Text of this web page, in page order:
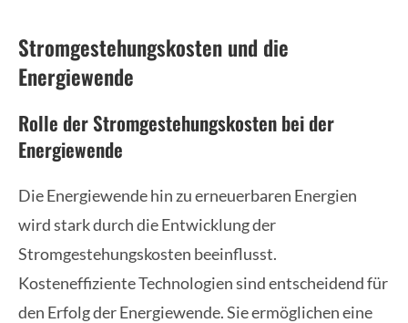
Stromgestehungskosten und die
Energiewende
Rolle der Stromgestehungskosten bei der
Energiewende
Die Energiewende hin zu erneuerbaren Energien
wird stark durch die Entwicklung der
Stromgestehungskosten beeinflusst.
Kosteneffiziente Technologien sind entscheidend für
den Erfolg der Energiewende. Sie ermöglichen eine